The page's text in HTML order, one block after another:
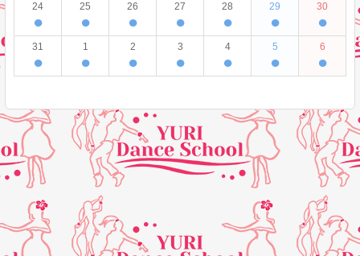
24
●
25
●
26
●
27
●
28
●
29
●
30
●
31
●
1
●
2
●
3
●
4
●
5
●
6
●